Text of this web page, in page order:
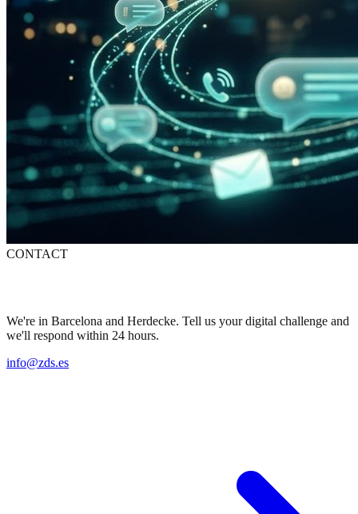
CONTACT
We're in Barcelona and Herdecke. Tell us your digital challenge and
we'll respond within 24 hours.
info@zds.es